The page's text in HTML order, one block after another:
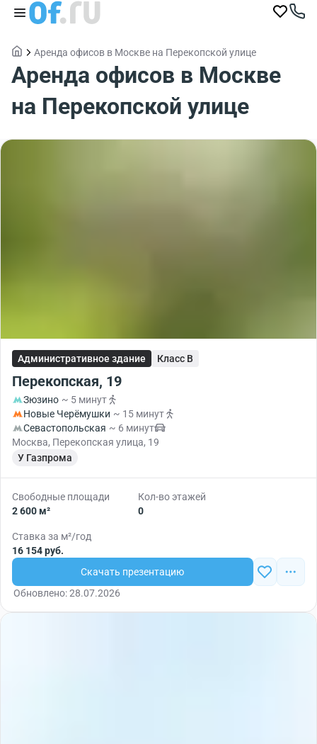
Аренда офисов в Москве на Перекопской улице
Аренда офисов в Москве
на Перекопской улице
Административное здание Класс B
Перекопская, 19
Зюзино ~ 5 минут
Новые Черёмушки ~ 15 минут
Севастопольская ~ 6 минут
Москва, Перекопская улица, 19
У Газпрома
Свободные площади
2 600 м²
Кол-во этажей
0
Ставка за м²/год
16 154 руб.
Скачать презентацию
Обновлено: 28.07.2026